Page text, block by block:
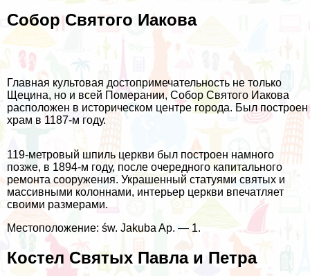
Собор Святого Иакова
Главная культовая достопримечательность не только
Щецина, но и всей Померании, Собор Святого Иакова
расположен в историческом центре города. Был построен
храм в 1187-м году.
119-метровый шпиль церкви был построен намного
позже, в 1894-м году, после очередного капитального
ремонта сооружения. Украшенный статуями святых и
массивными колоннами, интерьер церкви впечатляет
своими размерами.
Местоположение: św. Jakuba Ap. — 1.
Костел Святых Павла и Петра